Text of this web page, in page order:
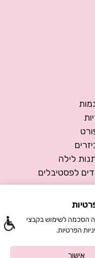
לילה
לפסטיבלים
הסכמה לשימוש בקבצי
אישור